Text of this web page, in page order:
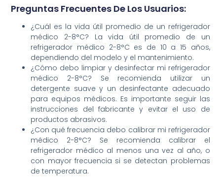
Preguntas Frecuentes De Los Usuarios:
¿Cuál es la vida útil promedio de un refrigerador
médico 2-8°C? La vida útil promedio de un
refrigerador médico 2-8°C es de 10 a 15 años,
dependiendo del modelo y el mantenimiento.
¿Cómo debo limpiar y desinfectar mi refrigerador
médico 2-8°C? Se recomienda utilizar un
detergente suave y un desinfectante adecuado
para equipos médicos. Es importante seguir las
instrucciones del fabricante y evitar el uso de
productos abrasivos.
¿Con qué frecuencia debo calibrar mi refrigerador
médico 2-8°C? Se recomienda calibrar el
refrigerador médico al menos una vez al año, o
con mayor frecuencia si se detectan problemas
de temperatura.